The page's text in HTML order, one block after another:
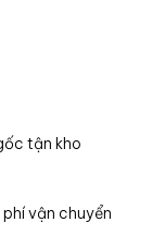
tận kho
phí vận chuyển